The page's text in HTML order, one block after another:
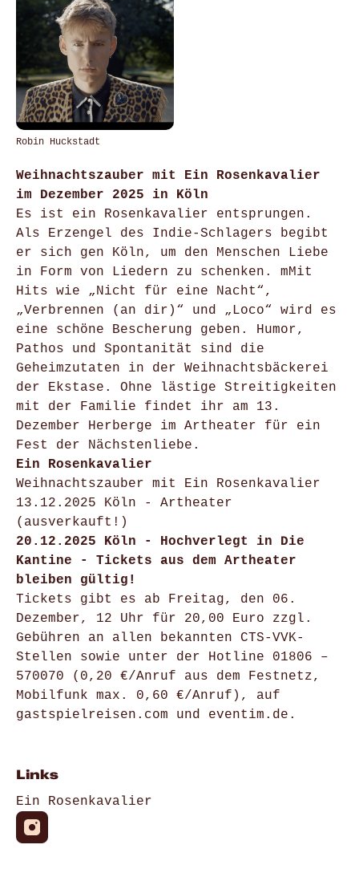
Robin Huckstadt
Weihnachtszauber mit Ein Rosenkavalier
im Dezember 2025 in Köln
Es ist ein Rosenkavalier entsprungen.
Als Erzengel des Indie-Schlagers begibt
er sich gen Köln, um den Menschen Liebe
in Form von Liedern zu schenken. mMit
Hits wie „Nicht für eine Nacht“,
„Verbrennen (an dir)“ und „Loco“ wird es
eine schöne Bescherung geben. Humor,
Pathos und Spontanität sind die
Geheimzutaten in der Weihnachtsbäckerei
der Ekstase. Ohne lästige Streitigkeiten
mit der Familie findet ihr am 13.
Dezember Herberge im Artheater für ein
Fest der Nächstenliebe.
Ein Rosenkavalier
Weihnachtszauber mit Ein Rosenkavalier
13.12.2025 Köln - Artheater
(ausverkauft!)
20.12.2025 Köln - Hochverlegt in Die
Kantine - Tickets aus dem Artheater
bleiben gültig!
Tickets gibt es ab Freitag, den 06.
Dezember, 12 Uhr für 20,00 Euro zzgl.
Gebühren an allen bekannten CTS-VVK-
Stellen sowie unter der Hotline 01806 –
570070 (0,20 €/Anruf aus dem Festnetz,
Mobilfunk max. 0,60 €/Anruf), auf
gastspielreisen.com und eventim.de.
Links
Ein Rosenkavalier